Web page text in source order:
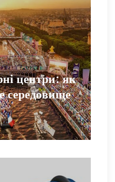
центри: як
середовище